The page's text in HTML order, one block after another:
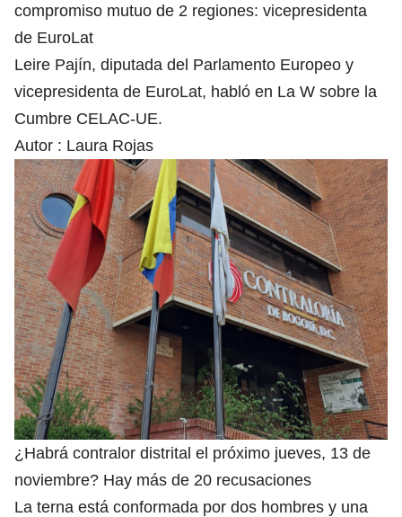
compromiso mutuo de 2 regiones: vicepresidenta
de EuroLat
Leire Pajín, diputada del Parlamento Europeo y
vicepresidenta de EuroLat, habló en La W sobre la
Cumbre CELAC-UE.
Autor : Laura Rojas
¿Habrá contralor distrital el próximo jueves, 13 de
noviembre? Hay más de 20 recusaciones
La terna está conformada por dos hombres y una